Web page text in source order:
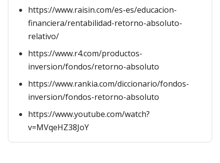
https://www.raisin.com/es-es/educacion-
financiera/rentabilidad-retorno-absoluto-
relativo/
https://www.r4.com/productos-
inversion/fondos/retorno-absoluto
https://www.rankia.com/diccionario/fondos-
inversion/fondos-retorno-absoluto
https://www.youtube.com/watch?
v=MVqeHZ38JoY